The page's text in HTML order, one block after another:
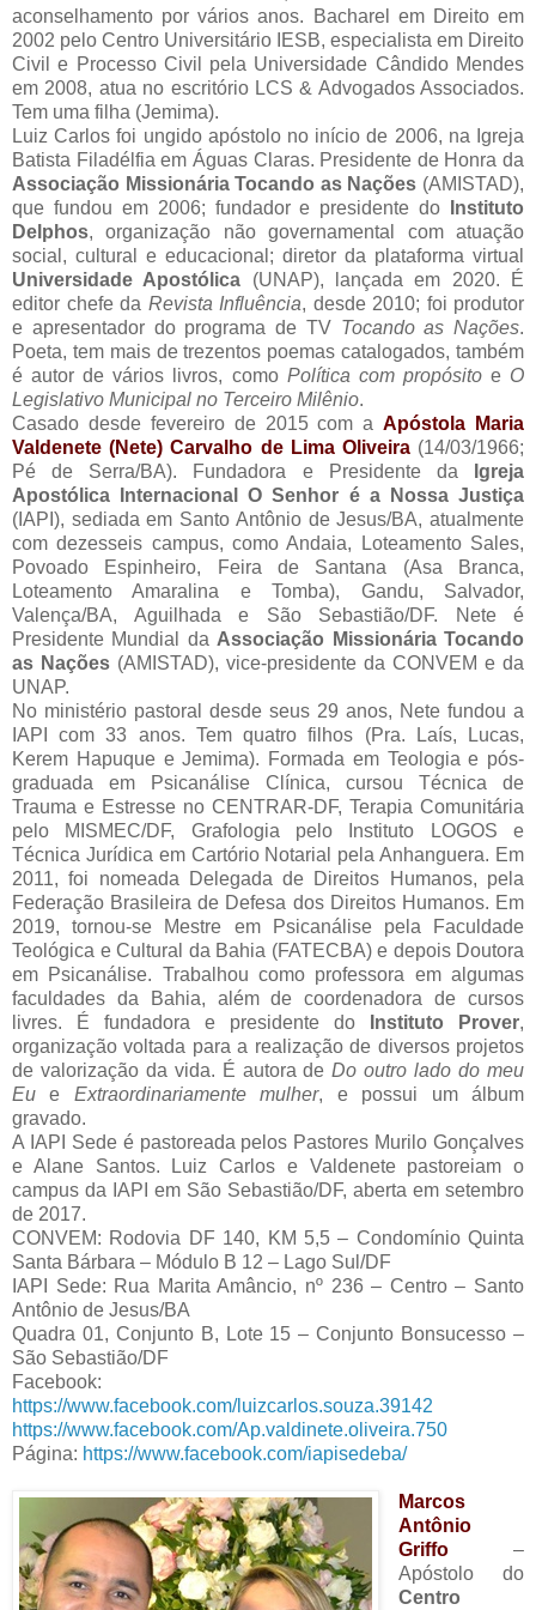
aconselhamento por vários anos. Bacharel em Direito em
2002 pelo Centro Universitário IESB, especialista em Direito
Civil e Processo Civil pela Universidade Cândido Mendes
em 2008, atua no escritório LCS & Advogados Associados.
Tem uma filha (Jemima).
Luiz Carlos foi ungido apóstolo no início de 2006, na Igreja
Batista Filadélfia em Águas Claras. Presidente de Honra da
Associação Missionária Tocando as Nações (AMISTAD),
que fundou em 2006; fundador e presidente do
Instituto
Delphos, organização não governamental com atuação
social, cultural e educacional; diretor da plataforma virtual
Universidade Apostólica (UNAP), lançada em 2020. É
editor chefe da Revista Influência, desde 2010; foi produtor
e apresentador do programa de TV Tocando as Nações.
Poeta, tem mais de trezentos poemas catalogados, também
é autor de vários livros, como Política com propósitoe O
Legislativo Municipal no Terceiro Milênio.
Casado desde fevereiro de 2015 com aApóstola Maria
Valdenete (Nete) Carvalho de Lima Oliveira(14/03/1966;
Pé de Serra/BA). Fundadora e Presidente da
Igreja
Apostólica Internacional O Senhor é a Nossa Justiça
(IAPI), sediada em Santo Antônio de Jesus/BA, atualmente
com dezesseis campus, como Andaia, Loteamento Sales,
Povoado Espinheiro, Feira de Santana (Asa Branca,
Loteamento Amaralina e Tomba), Gandu, Salvador,
Valença/BA, Aguilhada e São Sebastião/DF. Nete é
Presidente Mundial daAssociação Missionária Tocando
as Nações (AMISTAD), vice-presidente da CONVEM e da
UNAP.
No ministério pastoral desde seus 29 anos, Nete fundou a
IAPI com 33 anos. Tem quatro filhos (Pra. Laís, Lucas,
Kerem Hapuque e Jemima). Formada em Teologia e pós-
graduada em Psicanálise Clínica, cursou Técnica de
Trauma e Estresse no CENTRAR-DF, Terapia Comunitária
pelo MISMEC/DF, Grafologia pelo Instituto LOGOS e
Técnica Jurídica em Cartório Notarial pela Anhanguera. Em
2011, foi nomeada Delegada de Direitos Humanos, pela
Federação Brasileira de Defesa dos Direitos Humanos. Em
2019, tornou-se Mestre em Psicanálise pela Faculdade
Teológica e Cultural da Bahia (FATECBA) e depois Doutora
em Psicanálise. Trabalhou como professora em algumas
faculdades da Bahia, além de coordenadora de cursos
livres. É fundadora e presidente do
Instituto Prover,
organização voltada para a realização de diversos projetos
de valorização da vida. É autora deDo outro lado do meu
Eu e Extraordinariamente mulher, e possui um álbum
gravado.
A IAPI Sede é pastoreada pelos Pastores Murilo Gonçalves
e Alane Santos. Luiz Carlos e Valdenete pastoreiam o
campus da IAPI em São Sebastião/DF, aberta em setembro
de 2017.
CONVEM: Rodovia DF 140, KM 5,5 – Condomínio Quinta
Santa Bárbara – Módulo B 12 – Lago Sul/DF
IAPI Sede: Rua Marita Amâncio, nº 236 – Centro – Santo
Antônio de Jesus/BA
Quadra 01, Conjunto B, Lote 15 – Conjunto Bonsucesso –
São Sebastião/DF
Facebook:
https://www.facebook.com/luizcarlos.souza.39142
https://www.facebook.com/Ap.valdinete.oliveira.750
Página: https://www.facebook.com/iapisedeba/
Marcos
Antônio
Griffo–
Apóstolo do
Centro